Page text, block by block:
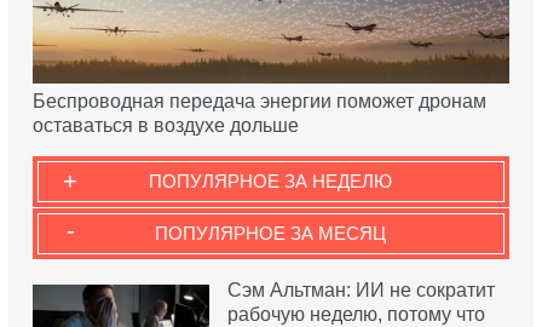
Беспроводная передача энергии поможет дронам
оставаться в воздухе дольше
ПОПУЛЯРНОЕ ЗА НЕДЕЛЮ
+
ПОПУЛЯРНОЕ ЗА МЕСЯЦ
-
Сэм Альтман: ИИ не сократит
рабочую неделю, потому что